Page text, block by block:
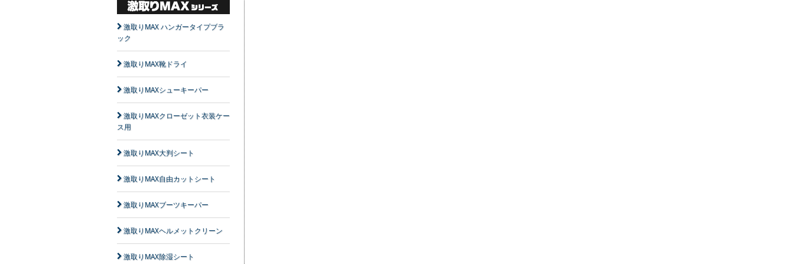
激取りMAX ハンガータイプブラ
ック
激取りMAX靴ドライ
激取りMAXシューキーパー
激取りMAXクローゼット衣装ケー
ス用
激取りMAX大判シート
激取りMAX自由カットシート
激取りMAXブーツキーパー
激取りMAXヘルメットクリーン
激取りMAX除湿シート